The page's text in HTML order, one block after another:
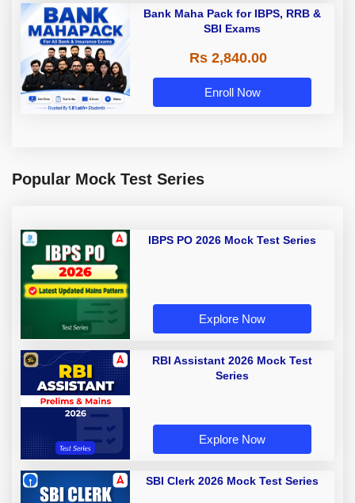
Bank Maha Pack for IBPS, RRB &
SBI Exams
Rs 2,840.00
Enroll Now
Popular Mock Test Series
IBPS PO 2026 Mock Test Series
Explore Now
RBI Assistant 2026 Mock Test
Series
Explore Now
SBI Clerk 2026 Mock Test Series